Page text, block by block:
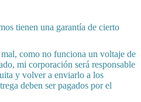
tienen una garantía de cierto
como no funciona un voltaje de
mi corporación será responsable
y volver a enviarlo a los
deben ser pagados por el